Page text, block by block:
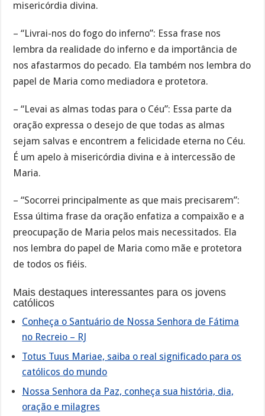
misericórdia divina.
– “Livrai-nos do fogo do inferno”: Essa frase nos
lembra da realidade do inferno e da importância de
nos afastarmos do pecado. Ela também nos lembra do
papel de Maria como mediadora e protetora.
– “Levai as almas todas para o Céu”: Essa parte da
oração expressa o desejo de que todas as almas
sejam salvas e encontrem a felicidade eterna no Céu.
É um apelo à misericórdia divina e à intercessão de
Maria.
– “Socorrei principalmente as que mais precisarem”:
Essa última frase da oração enfatiza a compaixão e a
preocupação de Maria pelos mais necessitados. Ela
nos lembra do papel de Maria como mãe e protetora
de todos os fiéis.
Mais destaques interessantes para os jovens
católicos
Conheça o Santuário de Nossa Senhora de Fátima
no Recreio – RJ
Totus Tuus Mariae, saiba o real significado para os
católicos do mundo
Nossa Senhora da Paz, conheça sua história, dia,
oração e milagres